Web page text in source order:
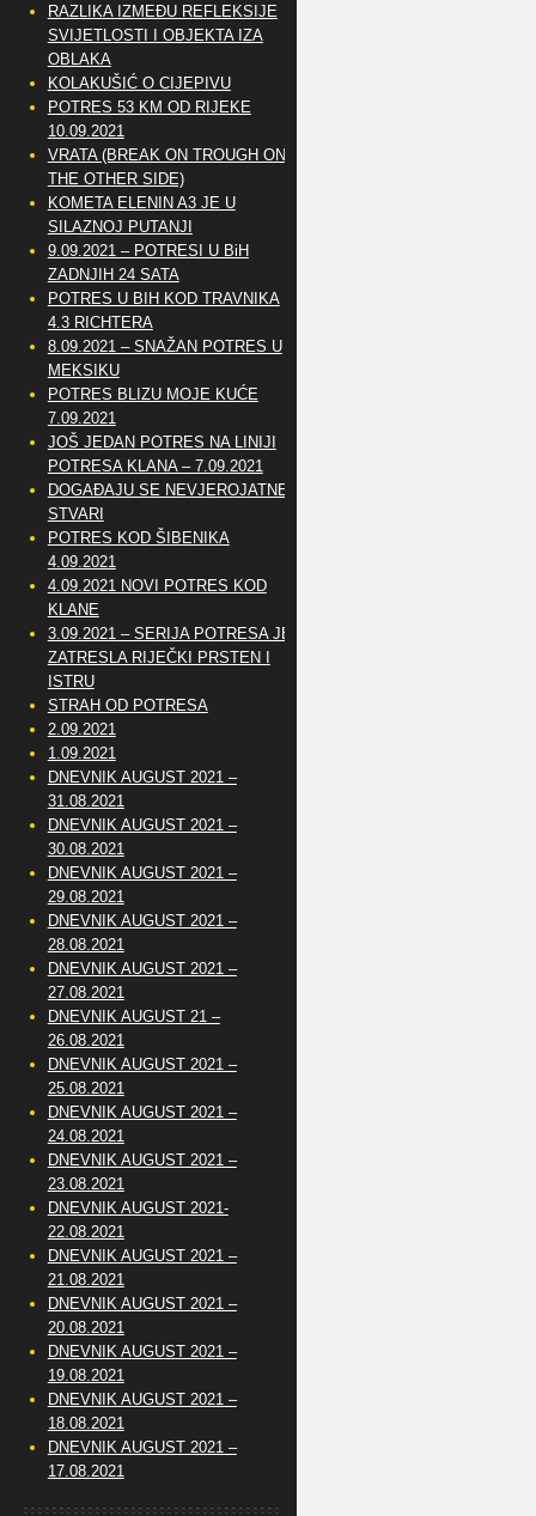
RAZLIKA IZMEĐU REFLEKSIJE
SVIJETLOSTI I OBJEKTA IZA
OBLAKA
KOLAKUŠIĆ O CIJEPIVU
POTRES 53 KM OD RIJEKE
10.09.2021
VRATA (BREAK ON TROUGH ON
THE OTHER SIDE)
KOMETA ELENIN A3 JE U
SILAZNOJ PUTANJI
9.09.2021 – POTRESI U BiH
ZADNJIH 24 SATA
POTRES U BIH KOD TRAVNIKA
4.3 RICHTERA
8.09.2021 – SNAŽAN POTRES U
MEKSIKU
POTRES BLIZU MOJE KUĆE
7.09.2021
JOŠ JEDAN POTRES NA LINIJI
POTRESA KLANA – 7.09.2021
DOGAĐAJU SE NEVJEROJATNE
STVARI
POTRES KOD ŠIBENIKA
4.09.2021
4.09.2021 NOVI POTRES KOD
KLANE
3.09.2021 – SERIJA POTRESA JE
ZATRESLA RIJEČKI PRSTEN I
ISTRU
STRAH OD POTRESA
2.09.2021
1.09.2021
DNEVNIK AUGUST 2021 –
31.08.2021
DNEVNIK AUGUST 2021 –
30.08.2021
DNEVNIK AUGUST 2021 –
29.08.2021
DNEVNIK AUGUST 2021 –
28.08.2021
DNEVNIK AUGUST 2021 –
27.08.2021
DNEVNIK AUGUST 21 –
26.08.2021
DNEVNIK AUGUST 2021 –
25.08.2021
DNEVNIK AUGUST 2021 –
24.08.2021
DNEVNIK AUGUST 2021 –
23.08.2021
DNEVNIK AUGUST 2021-
22.08.2021
DNEVNIK AUGUST 2021 –
21.08.2021
DNEVNIK AUGUST 2021 –
20.08.2021
DNEVNIK AUGUST 2021 –
19.08.2021
DNEVNIK AUGUST 2021 –
18.08.2021
DNEVNIK AUGUST 2021 –
17.08.2021